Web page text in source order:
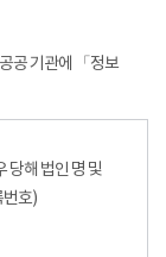
공 기관에 「정보
당해 법인 명 및
번호)